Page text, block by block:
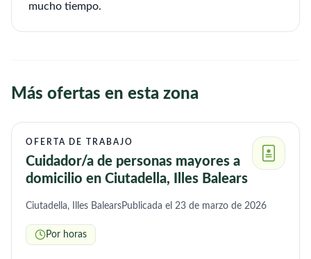
mucho tiempo.
Más ofertas en esta zona
OFERTA DE TRABAJO
Cuidador/a de personas mayores a
domicilio en Ciutadella, Illes Balears
Ciutadella, Illes BalearsPublicada el 23 de marzo de 2026
Por horas